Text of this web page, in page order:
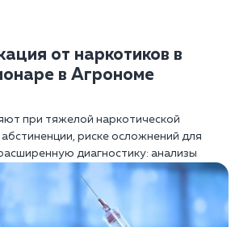
от наркотиков в
в Агрономе
при тяжелой наркотической
риске осложнений для
диагностику: анализы